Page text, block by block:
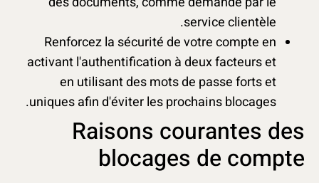
service clientèle.
Renforcez la sécurité de votre compte en
activant l'authentification à deux facteurs et
en utilisant des mots de passe forts et
uniques afin d'éviter les prochains blocages.
Raisons courantes des
blocages de compte